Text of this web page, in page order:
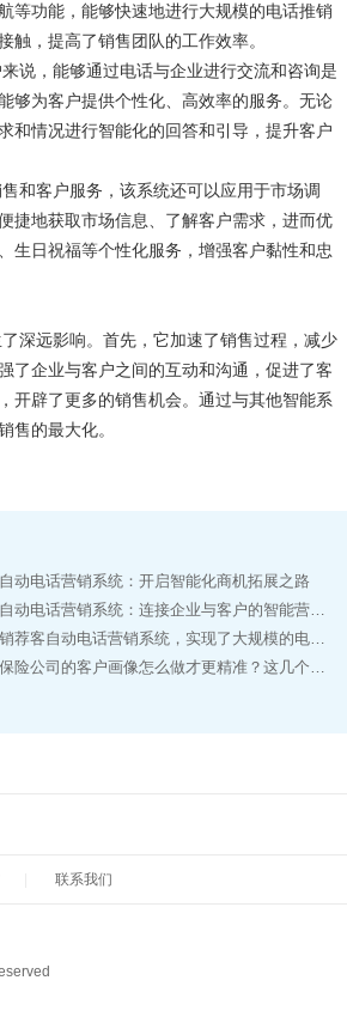
等功能，能够快速地进行大规模的电话推销
，提高了销售团队的工作效率。
说，能够通过电话与企业进行交流和咨询是
够为客户提供个性化、高效率的服务。无论
和情况进行智能化的回答和引导，提升客户
和客户服务，该系统还可以应用于市场调
捷地获取市场信息、了解客户需求，进而优
生日祝福等个性化服务，增强客户黏性和忠
深远影响。首先，它加速了销售过程，减少
了企业与客户之间的互动和沟通，促进了客
开辟了更多的销售机会。通过与其他智能系
售的最大化。
自动电话营销系统：开启智能化商机拓展之路
自动电话营销系统：连接企业与客户的智能营销利器
销荐客自动电话营销系统，实现了大规模的电话拨打营销
保险公司的客户画像怎么做才更精准？这几个标签要知道！
联系我们